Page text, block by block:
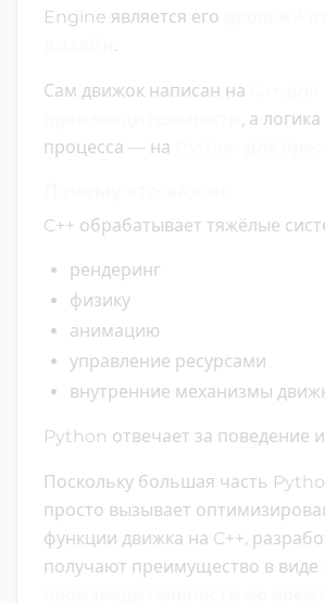
Engine является его
.
Сам движок написан на
, а
процесса — на
C++ обрабатывает тяжёлые
рендеринг
физику
анимацию
управление ресурсами
внутренние механизмы
Python отвечает за поведение
Поскольку большая часть
просто вызывает
функции движка на C++,
получают преимущество в виде